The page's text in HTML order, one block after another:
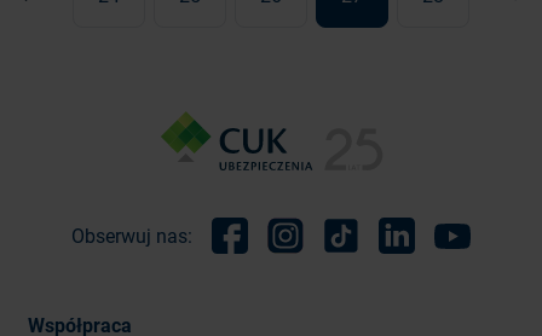
Obserwuj nas:
Współpraca